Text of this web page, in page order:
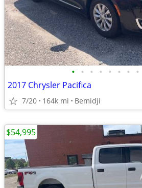
• • • • • • • •
2017 Chrysler Pacifica
7/20 164k mi Bemidji
$54,995